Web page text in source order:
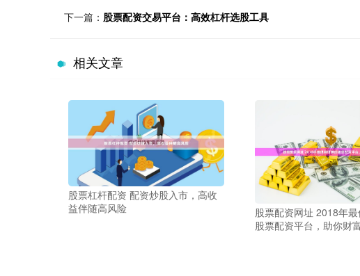
下一篇： 股票配资交易平台：高效杠杆选股工具
相关文章
股票杠杆配资 配资炒股入市，高收
益伴随高风险
股票配资网址 2018年
股票配资平台，助你财